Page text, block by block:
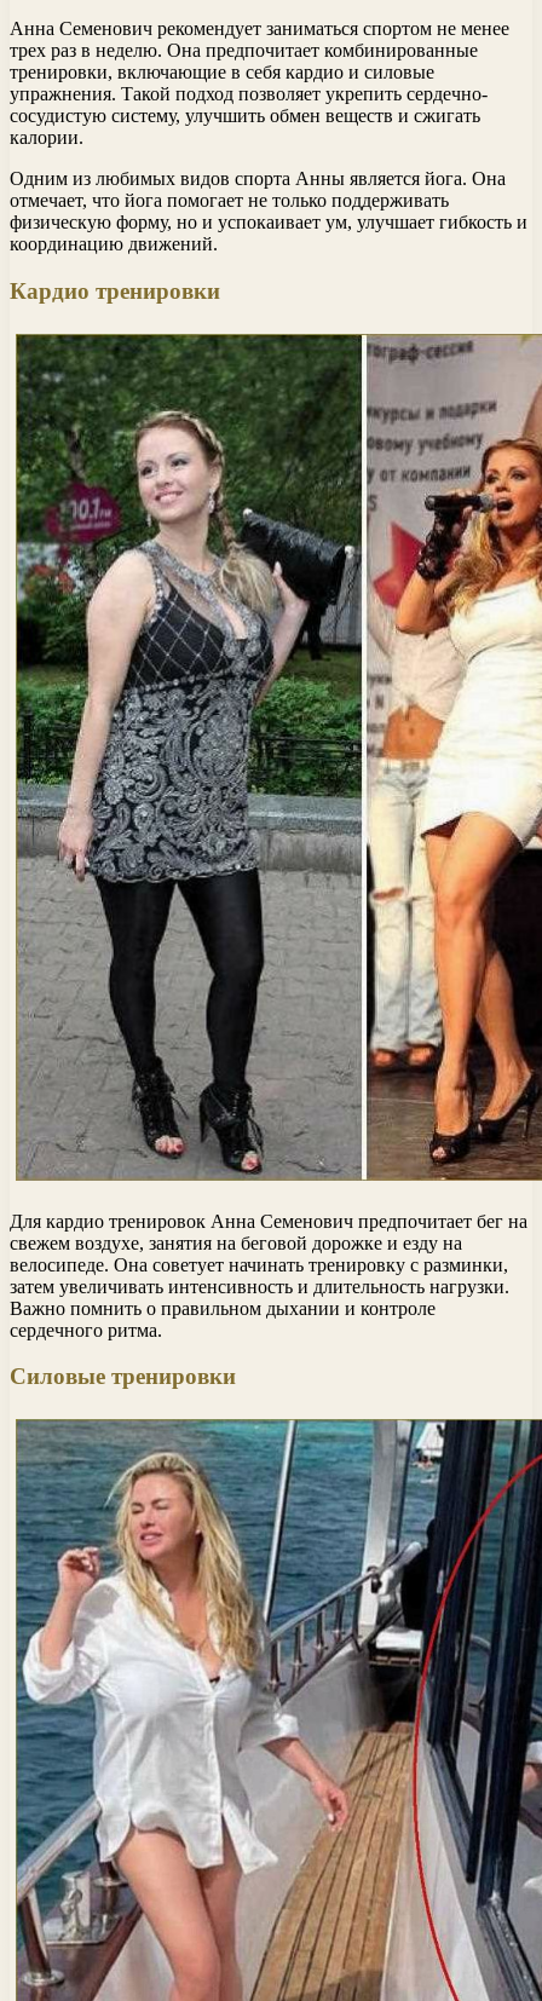
Анна Семенович рекомендует заниматься спортом не менее
трех раз в неделю. Она предпочитает комбинированные
тренировки, включающие в себя кардио и силовые
упражнения. Такой подход позволяет укрепить сердечно-
сосудистую систему, улучшить обмен веществ и сжигать
калории.
Одним из любимых видов спорта Анны является йога. Она
отмечает, что йога помогает не только поддерживать
физическую форму, но и успокаивает ум, улучшает гибкость и
координацию движений.
Кардио тренировки
Для кардио тренировок Анна Семенович предпочитает бег на
свежем воздухе, занятия на беговой дорожке и езду на
велосипеде. Она советует начинать тренировку с разминки,
затем увеличивать интенсивность и длительность нагрузки.
Важно помнить о правильном дыхании и контроле
сердечного ритма.
Силовые тренировки